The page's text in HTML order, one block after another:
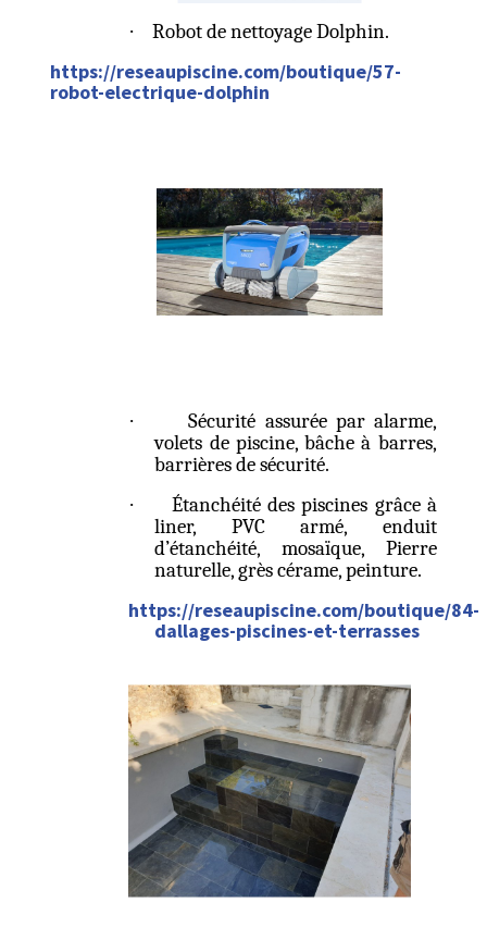
· Robot de nettoyage Dolphin.
https://reseaupiscine.com/boutique/57-
robot-electrique-dolphin
·
Sécurité assurée par alarme,
volets de piscine, bâche à barres,
barrières de sécurité.
·
Étanchéité des piscines grâce à
liner, PVC armé, enduit
d’étanchéité, mosaïque, Pierre
naturelle, grès cérame, peinture.
https://reseaupiscine.com/boutique/84-
dallages-piscines-et-terrasses